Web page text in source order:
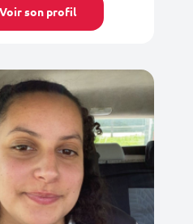
Voir son profil